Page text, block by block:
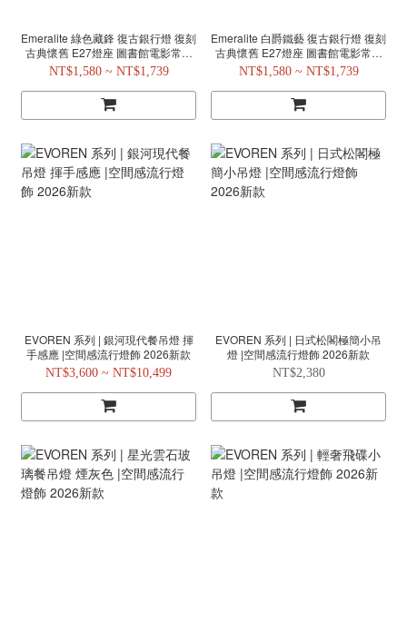
Emeralite 綠色藏鋒 復古銀行燈 復刻
古典懷舊 E27燈座 圖書館電影常用
經典款
NT$1,580 ~ NT$1,739
Emeralite 白爵鐵藝 復古銀行燈 復刻
古典懷舊 E27燈座 圖書館電影常用
經典款
NT$1,580 ~ NT$1,739
EVOREN 系列 | 銀河現代餐吊燈 揮
手感應 |空間感流行燈飾 2026新款
NT$3,600 ~ NT$10,499
EVOREN 系列 | 日式松閣極簡小吊
燈 |空間感流行燈飾 2026新款
NT$2,380